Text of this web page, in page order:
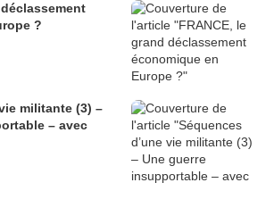
?
militante (3) –
– avec